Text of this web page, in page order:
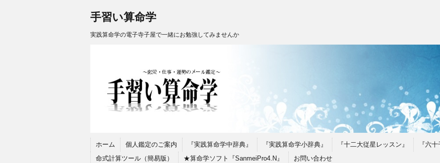
手習い算命学
実践算命学の電子寺子屋で一緒にお勉強してみませんか
ホーム 個人鑑定のご案内 『実践算命学中辞典』 『実践算命学小辞典』 『十二大従星レッスン』 『六
命式計算ツール（簡易版）
★算命学ソフト『SanmeiPro4.N』 お問い合わせ